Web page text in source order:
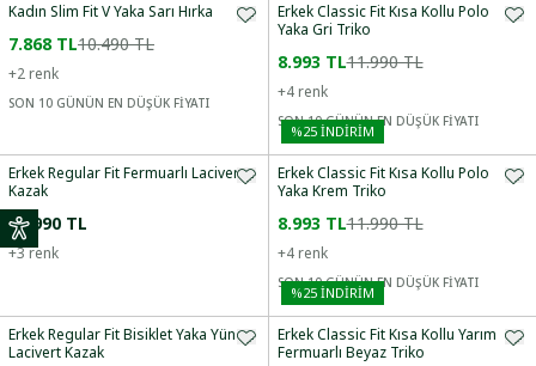
Kadın Slim Fit V Yaka Sarı Hırka
7.868 TL10.490 TL
+2 renk
SON 10 GÜNÜN EN DÜŞÜK FİYATI
Erkek Classic Fit Kısa Kollu Polo
Yaka Gri Triko
8.993 TL11.990 TL
+4 renk
SON 10 GÜNÜN EN DÜŞÜK FİYATI
Erkek Regular Fit Fermuarlı Lacivert
Kazak
12.990 TL
+3renk
%25İNDİRİM
Erkek Classic Fit Kısa Kollu Polo
Yaka Krem Triko
8.993 TL11.990 TL
+4 renk
SON 10 GÜNÜN EN DÜŞÜK FİYATI
Erkek Regular Fit Bisiklet Yaka Yün
Lacivert Kazak
%25İNDİRİM
Erkek Classic Fit Kısa Kollu Yarım
Fermuarlı Beyaz Triko